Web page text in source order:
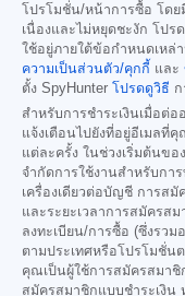
โปรโมชั่น/หน้าการซื้อ โดย
เนื่องและไม่หยุดชะงัก โปร
ใช้อยู่ภายใต้ข้อกำหนดเห
ความเป็นส่วนตัว/คุกกี้ และ
ตั้ง SpyHunter โปรดดูวิธี ก
สำหรับการชำระเงินเมื่อต่
แจ้งเตือนไปยังที่อยู่อีเมลที่
แต่ละครั้ง ในช่วงเริ่มต้นข
จำกัดการใช้งานสำหรับกา
เครื่องเดียวต่อบัญชี การส
และระยะเวลาการสมัครส
ลงทะเบียน/การซื้อ (ซึ่งรว
ตามประเทศหรือโปรโมชั่น
คุณเป็นผู้ใช้การสมัครสมาชิ
สมัครสมาชิกแบบชำระเงิน